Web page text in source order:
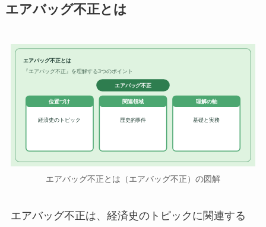
エアバッグ不正とは
エアバッグ不正とは
『エアバッグ不正』を理解する3つのポイント
エアバッグ不正
位置づけ
経済史のトピック
関連領域
歴史的事件
理解の軸
基礎と実務
エアバッグ不正とは（エアバッグ不正）の図解
エアバッグ不正は、経済史のトピックに関連する